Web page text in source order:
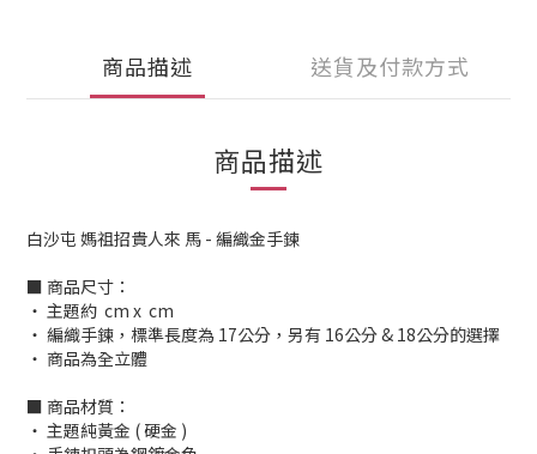
商品描述 送貨及付款方式
商品描述
白沙屯 媽祖招貴人來 馬 - 編織金手鍊
■ 商品尺寸：
‧ 主題約 cm x cm
‧ 編織手鍊，標準長度為 17公分，另有 16公分 & 18公分的選擇
‧ 商品為全立體
■ 商品材質：
‧ 主題純黃金 ( 硬金 )